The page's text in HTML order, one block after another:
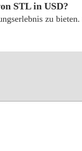
STL in USD?
zu